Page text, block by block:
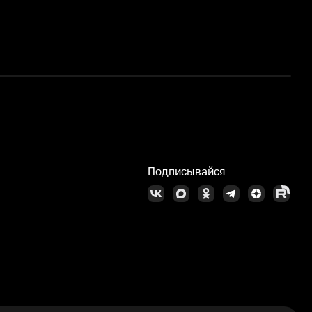
Подписывайся